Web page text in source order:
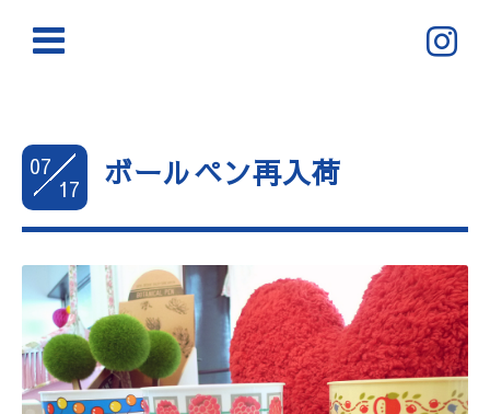
07
17
ボールペン再入荷